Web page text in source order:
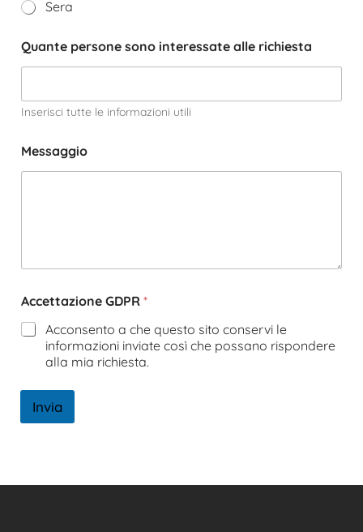
Sera
Quante persone sono interessate alle richiesta
Inserisci tutte le informazioni utili
Messaggio
Accettazione GDPR *
Acconsento a che questo sito conservi le
informazioni inviate così che possano rispondere
alla mia richiesta.
Invia